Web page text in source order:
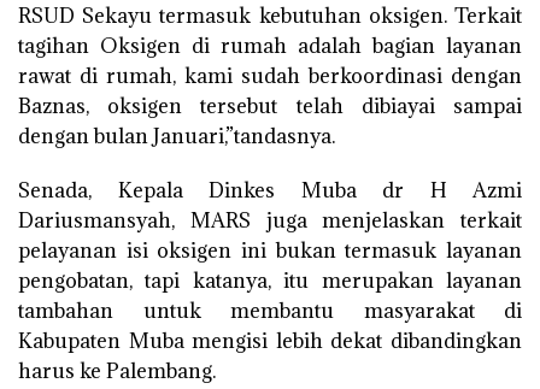
RSUD Sekayu termasuk kebutuhan oksigen. Terkait
tagihan Oksigen di rumah adalah bagian layanan
rawat di rumah, kami sudah berkoordinasi dengan
Baznas, oksigen tersebut telah dibiayai sampai
dengan bulan Januari,”tandasnya.
Senada, Kepala Dinkes Muba dr H Azmi
Dariusmansyah, MARS juga menjelaskan terkait
pelayanan isi oksigen ini bukan termasuk layanan
pengobatan, tapi katanya, itu merupakan layanan
tambahan untuk membantu masyarakat di
Kabupaten Muba mengisi lebih dekat dibandingkan
harus ke Palembang.